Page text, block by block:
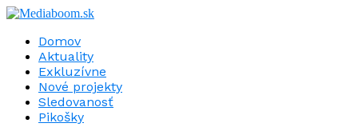
Domov
Aktuality
Exkluzívne
Nové projekty
Sledovanosť
Pikošky